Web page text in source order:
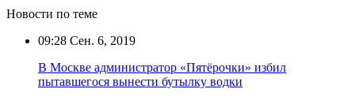
Новости по теме
09:28 Сен. 6, 2019
В Москве администратор «Пятёрочки» избил
пытавшегося вынести бутылку водки